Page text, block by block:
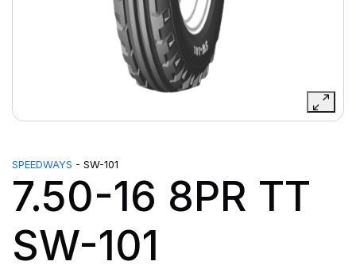
SPEEDWAYS - SW-101
7.50-16 8PR TT
SW-101